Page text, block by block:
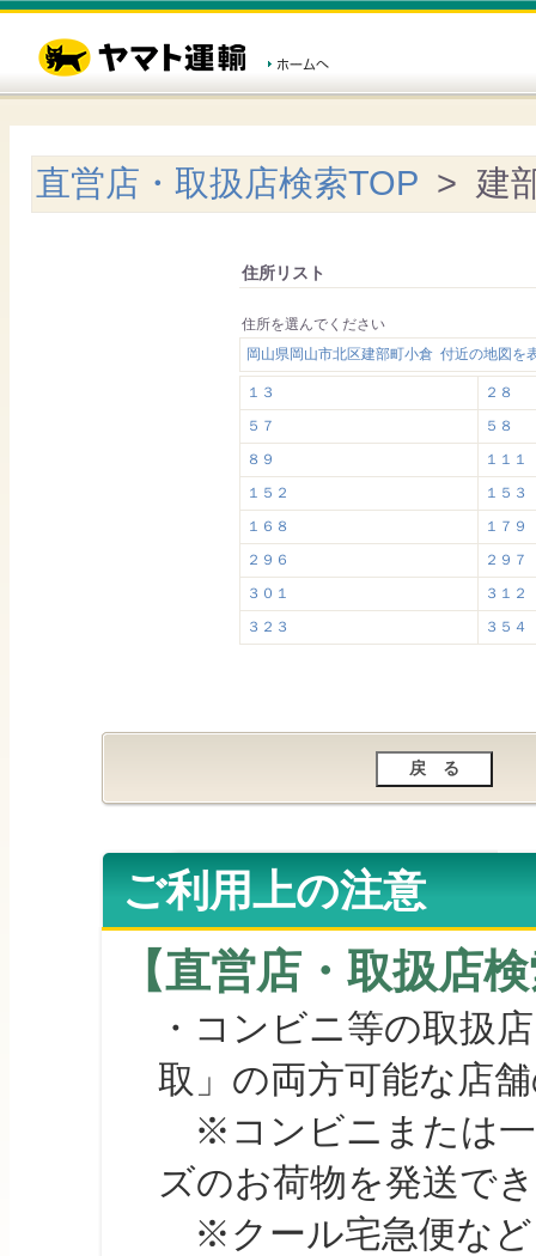
直営店・取扱店検索TOP > 建
住所リスト
住所を選んでください
岡山県岡山市北区建部町小倉 付近の地図を
１３
２８
５７
５８
８９
１１１
１５２
１５３
１６８
１７９
２９６
２９７
３０１
３１２
３２３
３５４
ご利用上の注意
【直営店・取扱店
・コンビニ等の取扱
取」の両方可能な店
※コンビニまたは一
ズのお荷物を発送で
※クール宅急便など